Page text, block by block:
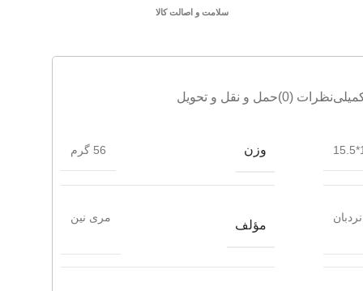
سلامت و اصالت کالا
نظرات (0) حمل و نقل و تحویل
وزن 56 گرم
مؤلف
مری نین